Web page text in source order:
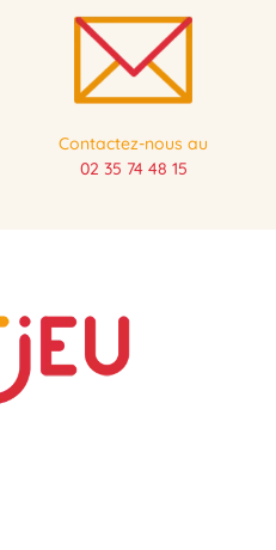
Contactez-nous au
02 35 74 48 15